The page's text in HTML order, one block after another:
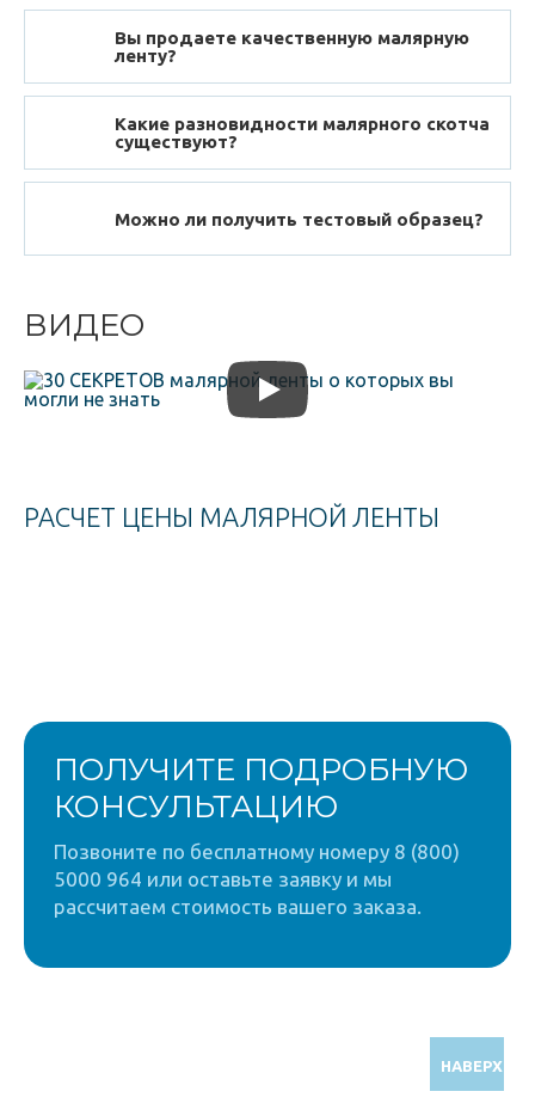
Вы продаете качественную малярную
ленту?
Какие разновидности малярного скотча
существуют?
Можно ли получить тестовый образец?
ВИДЕО
РАСЧЕТ ЦЕНЫ МАЛЯРНОЙ ЛЕНТЫ
ПОЛУЧИТЕ ПОДРОБНУЮ
КОНСУЛЬТАЦИЮ
Позвоните по бесплатному номеру 8 (800)
5000 964 или оставьте заявку и мы
рассчитаем стоимость вашего заказа.
НАВЕРХ